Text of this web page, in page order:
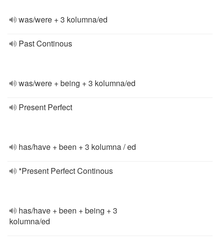
was/were + 3 kolumna/ed
Past Continous
was/were + being + 3 kolumna/ed
Present Perfect
has/have + been + 3 kolumna / ed
*Present Perfect Continous
has/have + been + being + 3
kolumna/ed